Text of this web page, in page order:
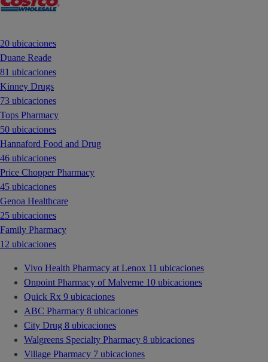
20 ubicaciones
Duane Reade
81 ubicaciones
Kinney Drugs
73 ubicaciones
Tops Pharmacy
50 ubicaciones
Hannaford Food and Drug
46 ubicaciones
Price Chopper Pharmacy
45 ubicaciones
Genoa Healthcare
25 ubicaciones
Family Pharmacy
12 ubicaciones
Vivo Health Pharmacy at Lenox 11 ubicaciones
Onpoint Pharmacy of Malverne 10 ubicaciones
Quick Rx 9 ubicaciones
ABC Pharmacy 8 ubicaciones
City Drug 8 ubicaciones
Walgreens Specialty Pharmacy 8 ubicaciones
Village Pharmacy 7 ubicaciones